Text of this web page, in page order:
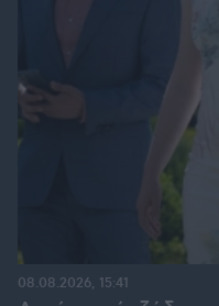
08.08.2026, 15:41